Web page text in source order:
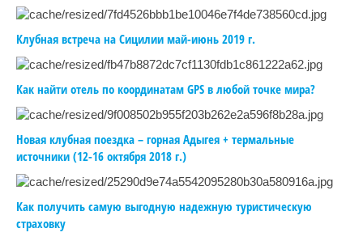
Клубная встреча на Сицилии май-июнь 2019 г.
Как найти отель по координатам GPS в любой точке мира?
Новая клубная поездка – горная Адыгея + термальные
источники (12-16 октября 2018 г.)
Как получить самую выгодную надежную туристическую
страховку